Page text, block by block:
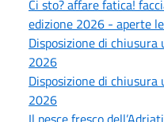
Ci sto? affare fatica!
edizione 2026 - aperte
Disposizione di
2026
Disposizione di
2026